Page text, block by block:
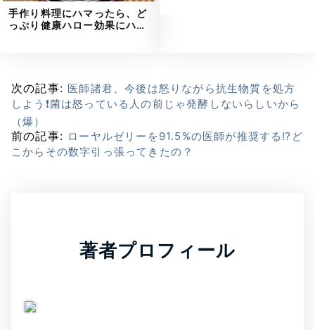
手作り料理にハマったら、ど
っぷり健康ハロー効果にハ…
次の記事: 医師諸君、今後は怒りながら抗生物質を処方
しよう❗菌は怒っている人の前じゃ発酵しないらしいから
（爆）
前の記事: ローヤルゼリーを91.5%の医師が推奨する⁉ど
こからその数字引っ張ってきたの？
著者プロフィール